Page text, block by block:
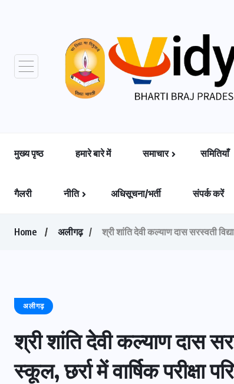
मुख्य पृष्ठ हमारे बारे में समाचार समितियाँ
गैलरी नीति अधिसूचना/भर्ती संपर्क करें
Home अलीगढ़ श्री शांति देवी कल्याण दास सरस्वती
अलीगढ़
श्री शांति देवी कल्याण दास
स्कूल, छर्रा में वार्षिक परीक्षा